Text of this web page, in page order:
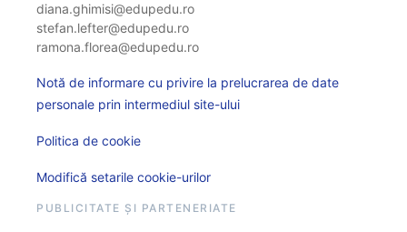
diana.ghimisi@edupedu.ro
stefan.lefter@edupedu.ro
ramona.florea@edupedu.ro
Notă de informare cu privire la prelucrarea de date
personale prin intermediul site-ului
Politica de cookie
Modifică setarile cookie-urilor
PUBLICITATE ȘI PARTENERIATE